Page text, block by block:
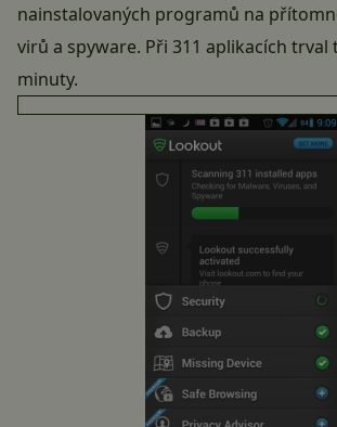
nainstalovaných programů na
virů a spyware. Při 311 aplikacích
minuty.